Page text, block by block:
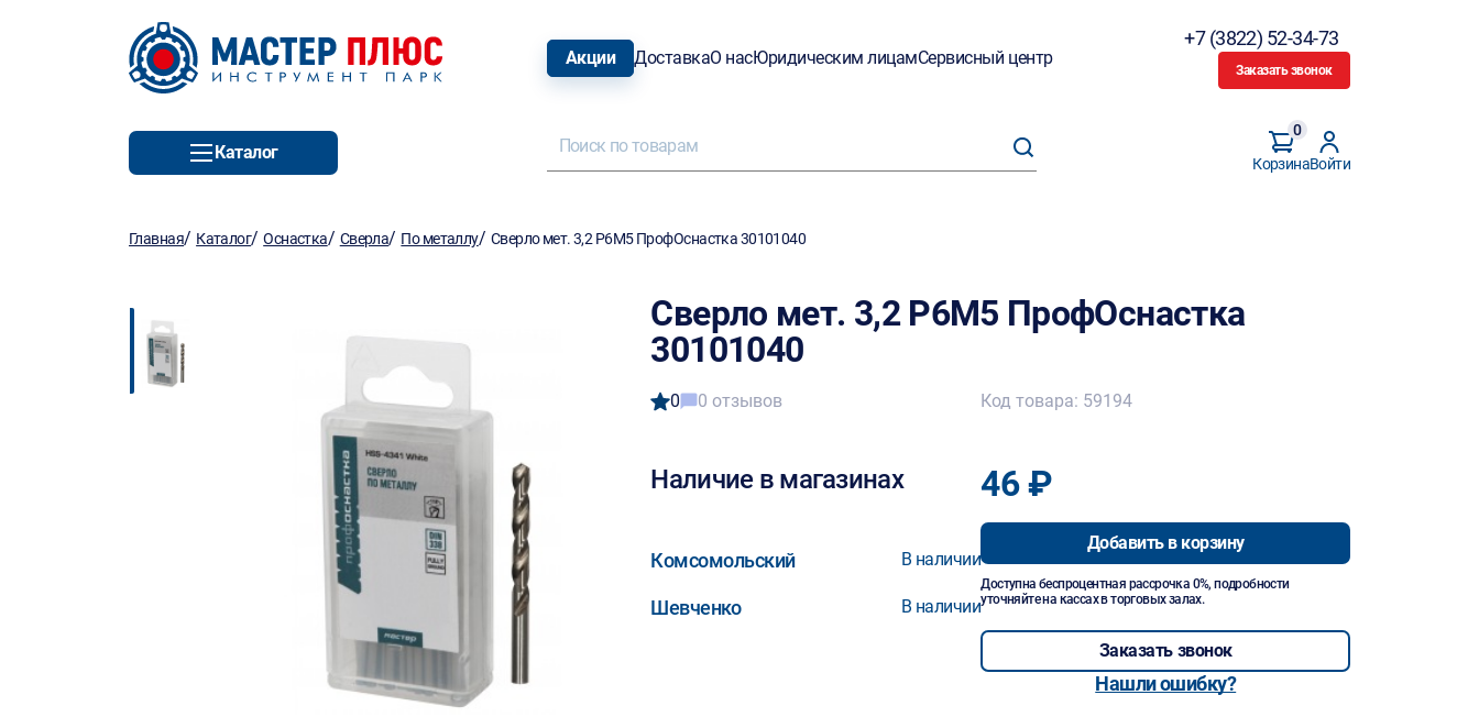
Акции ДоставкаО насЮридическим лицамСервисный центр
+7 (3822) 52-34-73
Заказать звонок
Каталог
Корзина
0
Войти
Главная/ Каталог/Оснастка/ Сверла/ По металлу/ Сверло мет. 3,2 Р6М5 ПрофОснастка 30101040
Сверло мет. 3,2 Р6М5 ПрофОснастка
30101040
0 0 отзывов
Наличие в магазинах
Комсомольский В наличии
Шевченко В наличии
Код товара: 59194
46 ₽
Добавить в корзину
Доступна беспроцентная рассрочка 0%, подробности
уточняйте на кассах в торговых залах.
Заказать звонок
Нашли ошибку?